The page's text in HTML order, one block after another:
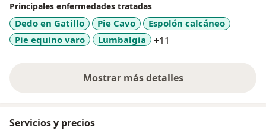
Principales enfermedades tratadas
Dedo en Gatillo Pie Cavo
Espolón calcáneo
Pie equino varo
Lumbalgia +11
Mostrar más detalles
sobre la experiencia
Servicios y precios